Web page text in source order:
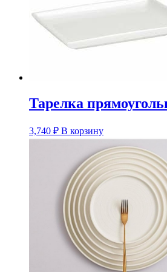
Тарелка
3,740 ₽ В корзину